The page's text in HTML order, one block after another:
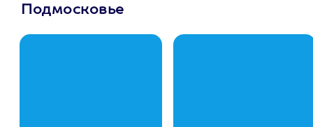
Подмосковье